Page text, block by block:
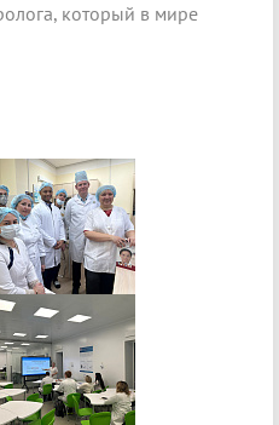
который в мире